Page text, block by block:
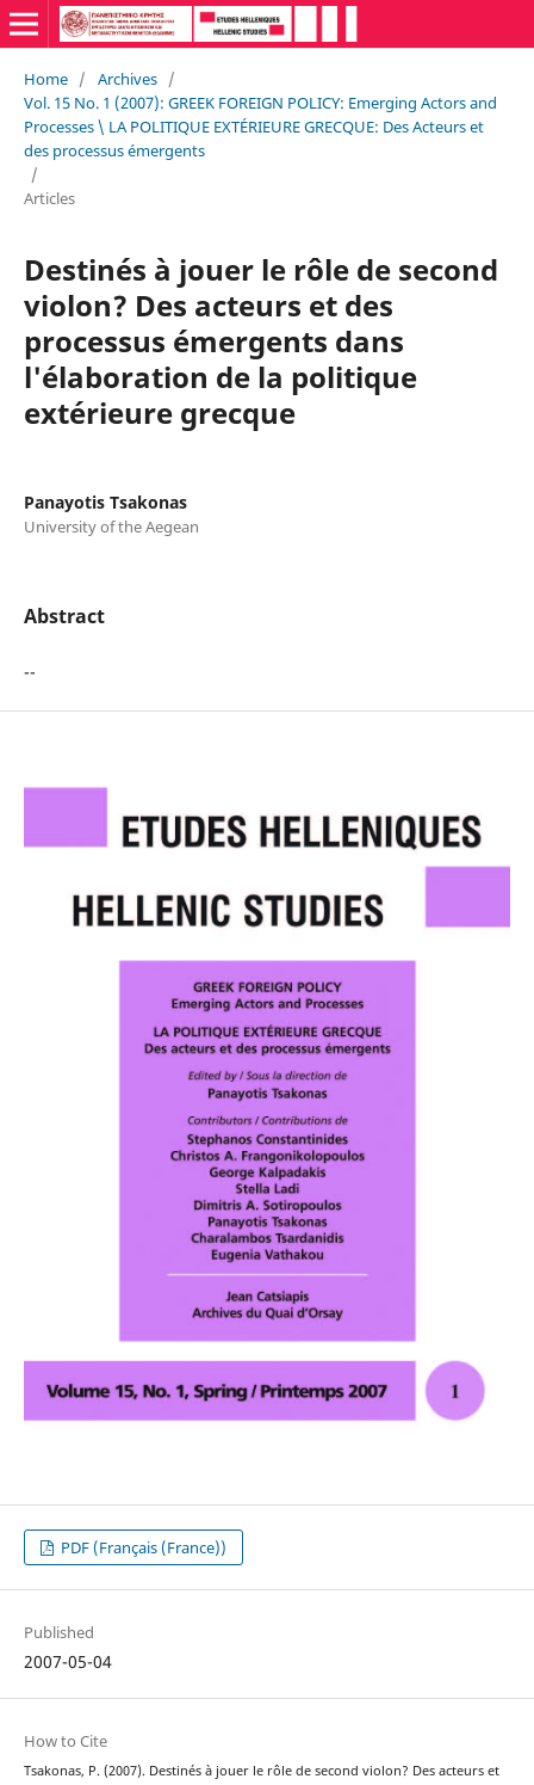
Home / Archives /
Vol. 15 No. 1 (2007): GREEK FOREIGN POLICY: Emerging Actors and
Processes \ LA POLITIQUE EXTÉRIEURE GRECQUE: Des Acteurs et
des processus émergents
/
Articles
Destinés à jouer le rôle de second
violon? Des acteurs et des
processus émergents dans
l'élaboration de la politique
extérieure grecque
Panayotis Tsakonas
University of the Aegean
Abstract
--
PDF (Français (France))
Published
2007-05-04
How to Cite
Tsakonas, P. (2007). Destinés à jouer le rôle de second violon? Des acteurs et